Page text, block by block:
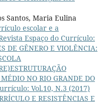
Santos, Maria Eulina
escolar e a
Espaço do Currículo:
DE GÊNERO E VIOLÊNCIA:
NO RIO GRANDE DO
Vol.10, N.3 (2017)
E RESISTÊNCIAS E